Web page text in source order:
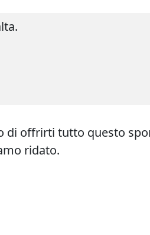
di offrirti tutto questo
ridato.